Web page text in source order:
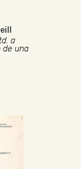
a
de una